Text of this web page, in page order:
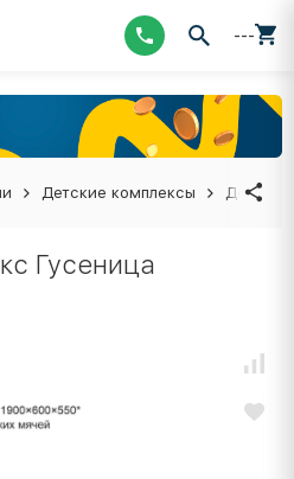
---
Детские комплексы
Гусеница